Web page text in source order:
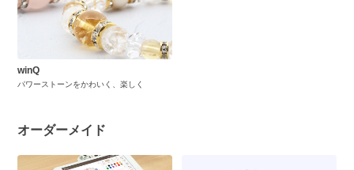
winQ
パワーストーンをかわいく、楽しく
オーダーメイド